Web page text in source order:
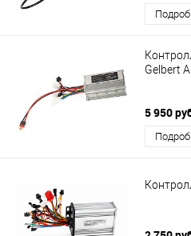
Gelbert
5 950